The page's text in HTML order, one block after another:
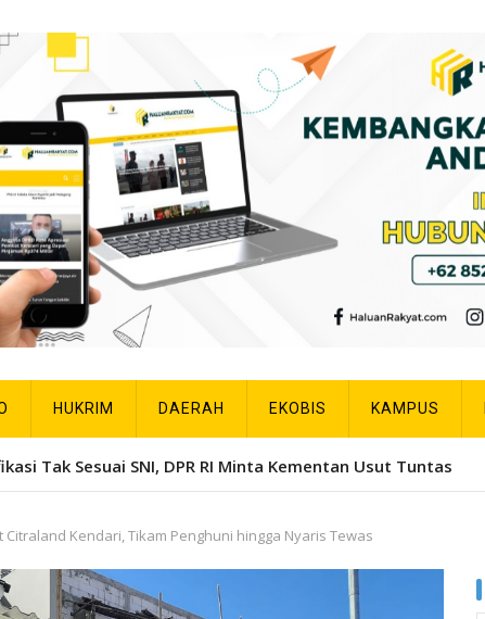
HUKRIM DAERAH EKOBIS KAMPUS
Tak Sesuai SNI, DPR RI Minta Kementan Usut Tuntas
Kendari, Tikam Penghuni hingga Nyaris Tewas